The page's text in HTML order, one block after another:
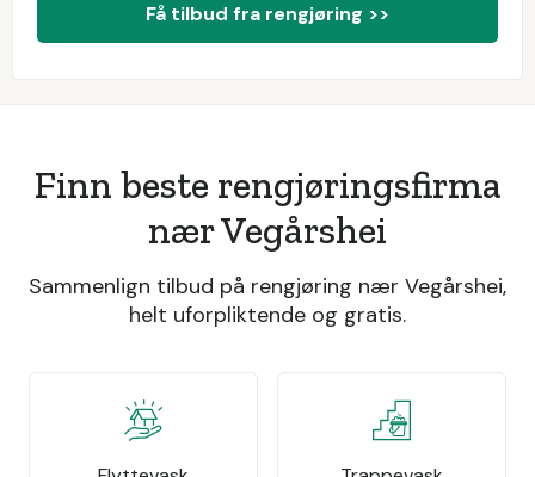
Få tilbud fra rengjøring >>
Finn beste rengjøringsfirma
nær Vegårshei
Sammenlign tilbud på rengjøring nær Vegårshei,
helt uforpliktende og gratis.